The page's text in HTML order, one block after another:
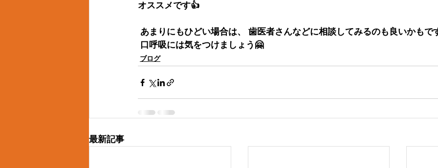
オススメです👍
あまりにもひどい場合は、 歯医者さんなどに相談してみるのも良いかもで
口呼吸には気をつけましょう🤗
ブログ
最新記事